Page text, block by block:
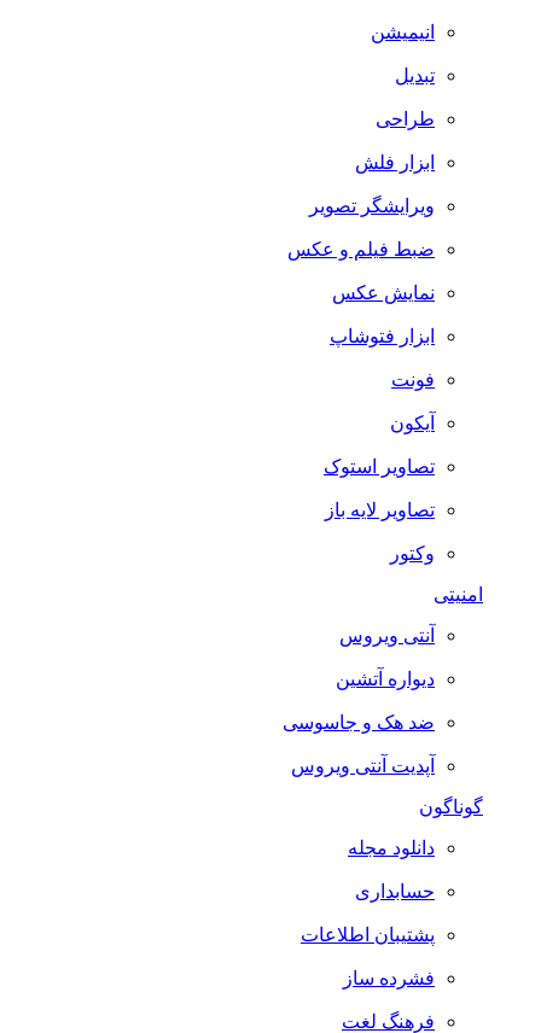
انیمیشن
تبدیل
طراحی
ابزار فلش
ویرایشگر تصویر
ضبط فيلم و عكس
نمایش عکس
ابزار فتوشاپ
فونت
آیکون
تصاویر استوک
تصاویر لایه باز
وکتور
امنیتی
آنتی ویروس
دیواره آتشین
ضد هک و جاسوسی
آپدیت آنتی ویروس
گوناگون
دانلود مجله
حسابداری
پشتیبان اطلاعات
فشرده ساز
فرهنگ لغت